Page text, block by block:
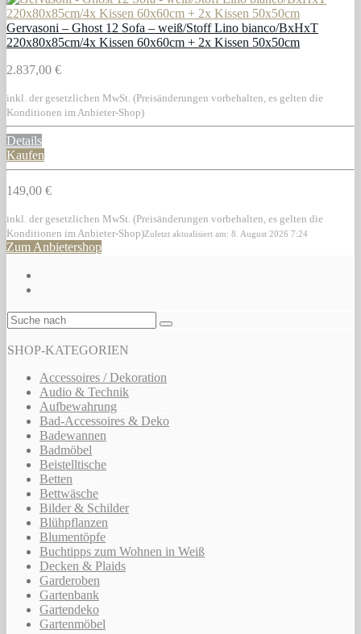
Gervasoni – Ghost 12 Sofa – weiß/Stoff Lino bianco/BxHxT
220x80x85cm/4x Kissen 60x60cm + 2x Kissen 50x50cm
2.837,00 €
inkl. der gesetzlichen MwSt. (Preisänderungen vorbehalten, es gelten die
Konditionen im Anbieter-Shop)
Details
Kaufen
149,00 €
inkl. der gesetzlichen MwSt. (Preisänderungen vorbehalten, es gelten die
Konditionen im Anbieter-Shop)Zuletzt aktualisiert am: 8. August 2026 7:24
Zum Anbietershop
SHOP-KATEGORIEN
Accessoires / Dekoration
Audio & Technik
Aufbewahrung
Bad-Accessoires & Deko
Badewannen
Badmöbel
Beistelltische
Betten
Bettwäsche
Bilder & Schilder
Blühpflanzen
Blumentöpfe
Buchtipps zum Wohnen in Weiß
Decken & Plaids
Garderoben
Gartenbank
Gartendeko
Gartenmöbel